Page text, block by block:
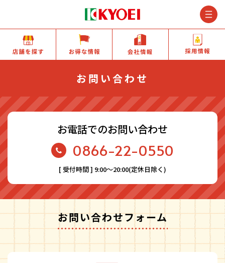
店舗を探す お得な情報 会社情報
お問い合わせ
お電話でのお問い合わせ
0866-22-0550
[ 受付時間 ] 9:00〜20:00(定休日除く)
お問い合わせフォーム